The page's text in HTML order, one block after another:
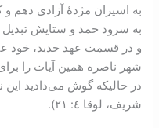
به اسيران مژدۀ آزادی دهم و
و در قسمت عهد جديد، خود
شهر ناصره همين آيات را
در حاليکه گوش می‌داديد
شريف، لوقا ٤: ٢١).